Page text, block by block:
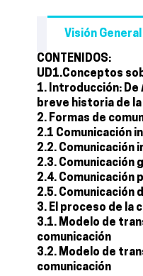
Visión General
CONTENIDOS:
UD1.Conceptos
1. Introducción: De
breve historia de
2. Formas de
2.1 Comunicación
2.2. Comunicación
2.3. Comunicación
2.4. Comunicación
2.5. Comunicación
3. El proceso de la
3.1. Modelo de
comunicación
3.2. Modelo de
comunicación